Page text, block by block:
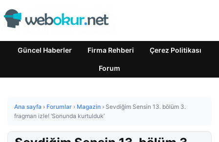
Güncel Haberler Firma Rehberi Çerez Politikası
Forum
Ana sayfa › Forumlar › Magazin › Sevdiğim Sensin 13. bölüm 3.
fragman izle! ‘Sonunda kurtulduk’